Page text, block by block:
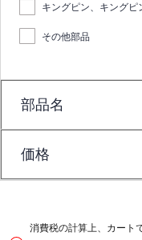
キングピン、キングピ
その他部品
部品名
価格
消費税の計算上、カート